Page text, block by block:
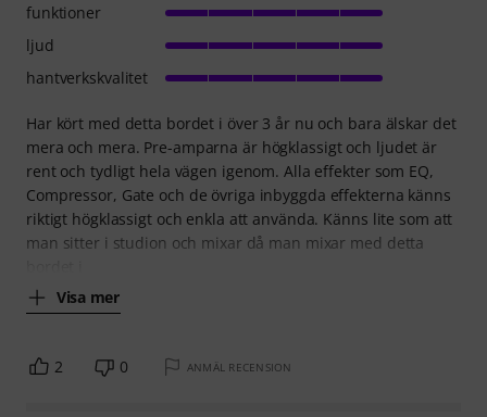
Har kört med detta bordet i över 3 år nu och bara älskar det
mera och mera. Pre-amparna är högklassigt och ljudet är
rent och tydligt hela vägen igenom. Alla effekter som EQ,
Compressor, Gate och de övriga inbyggda effekterna känns
riktigt högklassigt och enkla att använda. Känns lite som att
man sitter i studion och mixar då man mixar med detta
Visa mer
funktioner
ljud
hantverkskvalitet
2 0 ANMÄL RECENSION